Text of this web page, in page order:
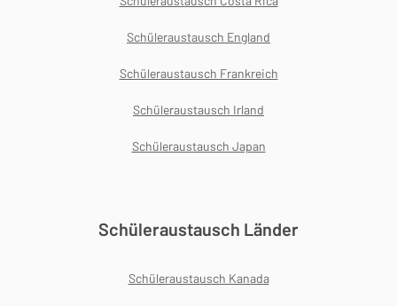
Schüleraustausch England
Schüleraustausch Frankreich
Schüleraustausch Irland
Schüleraustausch Japan
Schüleraustausch Länder
Schüleraustausch Kanada